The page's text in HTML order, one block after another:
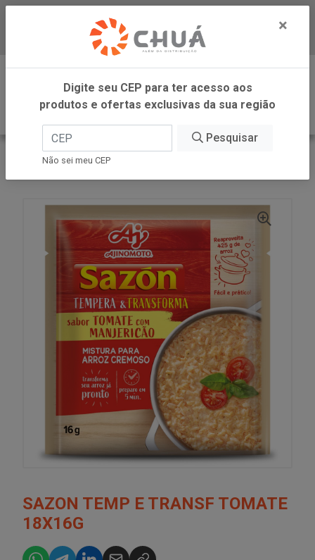
Baixe já nosso APP
0
INÍCIO
AJINOMOTO
SAZON TEMP E TRANSF TOMATE
18X16G
×
Digite seu CEP para ter acesso aos
produtos e ofertas exclusivas da sua região
Pesquisar
Não sei meu CEP